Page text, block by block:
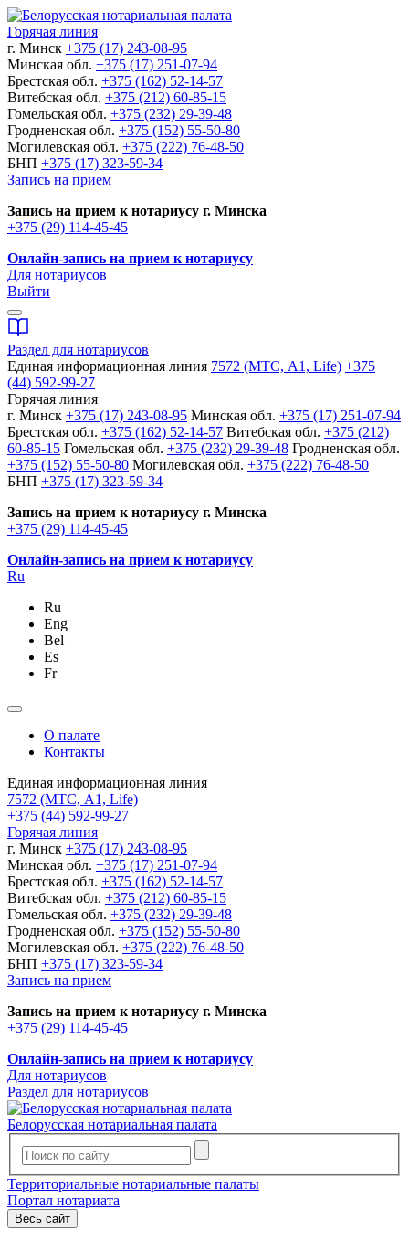
Горячая линия
г. Минск +375 (17) 243-08-95
Минская обл. +375 (17) 251-07-94
Брестская обл. +375 (162) 52-14-57
Витебская обл. +375 (212) 60-85-15
Гомельская обл. +375 (232) 29-39-48
Гродненская обл. +375 (152) 55-50-80
Могилевская обл. +375 (222) 76-48-50
БНП +375 (17) 323-59-34
Запись на прием
Запись на прием к нотариусу г. Минска
+375 (29) 114-45-45
Онлайн-запись на прием к нотариусу
Для нотариусов
Выйти
Раздел для нотариусов
Единая информационная линия 7572 (МТС, A1, Life) +375
(44) 592-99-27
Горячая линия
г. Минск +375 (17) 243-08-95 Минская обл. +375 (17) 251-07-94
Брестская обл. +375 (162) 52-14-57 Витебская обл. +375 (212)
60-85-15 Гомельская обл. +375 (232) 29-39-48 Гродненская обл.
+375 (152) 55-50-80 Могилевская обл. +375 (222) 76-48-50
БНП +375 (17) 323-59-34
Запись на прием к нотариусу г. Минска
+375 (29) 114-45-45
Онлайн-запись на прием к нотариусу
Ru
Ru
Eng
Bel
Es
Fr
О палате
Контакты
Единая информационная линия
7572 (МТС, A1, Life)
+375 (44) 592-99-27
Горячая линия
г. Минск +375 (17) 243-08-95
Минская обл. +375 (17) 251-07-94
Брестская обл. +375 (162) 52-14-57
Витебская обл. +375 (212) 60-85-15
Гомельская обл. +375 (232) 29-39-48
Гродненская обл. +375 (152) 55-50-80
Могилевская обл. +375 (222) 76-48-50
БНП +375 (17) 323-59-34
Запись на прием
Запись на прием к нотариусу г. Минска
+375 (29) 114-45-45
Онлайн-запись на прием к нотариусу
Для нотариусов
Раздел для нотариусов
Белорусская нотариальная палата
Территориальные нотариальные палаты
Портал нотариата
Весь сайт